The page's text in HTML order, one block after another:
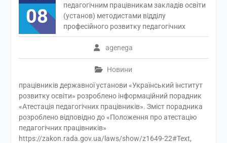
08
agenega
Новини
педагогічним працівникам закладів освіти
(установ) методистами відділу
професійного розвитку педагогічних
працівників державної установи «Український інститут
розвитку освіти» розроблено інформаційний порадник
«Атестація педагогічних працівників». Зміст порадника
розроблено відповідно до «Положення про атестацію
педагогічних працівників»
https://zakon.rada.gov.ua/laws/show/z1649-22#Text,